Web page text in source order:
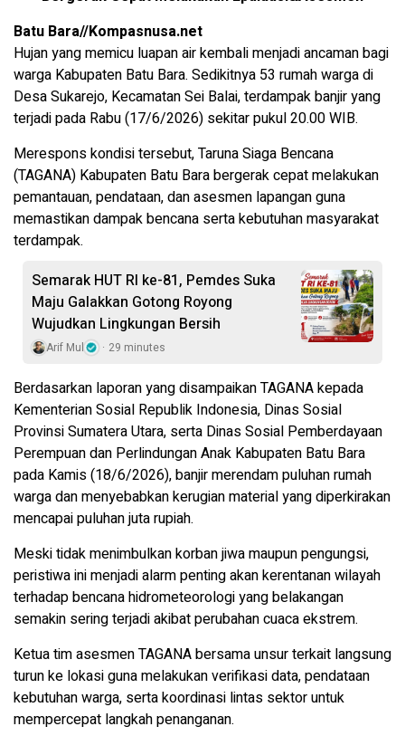
Batu Bara//Kompasnusa.net
Hujan yang memicu luapan air kembali menjadi ancaman bagi
warga Kabupaten Batu Bara. Sedikitnya 53 rumah warga di
Desa Sukarejo, Kecamatan Sei Balai, terdampak banjir yang
terjadi pada Rabu (17/6/2026) sekitar pukul 20.00 WIB.
Merespons kondisi tersebut, Taruna Siaga Bencana
(TAGANA) Kabupaten Batu Bara bergerak cepat melakukan
pemantauan, pendataan, dan asesmen lapangan guna
memastikan dampak bencana serta kebutuhan masyarakat
terdampak.
Semarak HUT RI ke-81, Pemdes Suka
Maju Galakkan Gotong Royong
Wujudkan Lingkungan Bersih
Arif Mul 29 minutes
Berdasarkan laporan yang disampaikan TAGANA kepada
Kementerian Sosial Republik Indonesia, Dinas Sosial
Provinsi Sumatera Utara, serta Dinas Sosial Pemberdayaan
Perempuan dan Perlindungan Anak Kabupaten Batu Bara
pada Kamis (18/6/2026), banjir merendam puluhan rumah
warga dan menyebabkan kerugian material yang diperkirakan
mencapai puluhan juta rupiah.
Meski tidak menimbulkan korban jiwa maupun pengungsi,
peristiwa ini menjadi alarm penting akan kerentanan wilayah
terhadap bencana hidrometeorologi yang belakangan
semakin sering terjadi akibat perubahan cuaca ekstrem.
Ketua tim asesmen TAGANA bersama unsur terkait langsung
turun ke lokasi guna melakukan verifikasi data, pendataan
kebutuhan warga, serta koordinasi lintas sektor untuk
mempercepat langkah penanganan.